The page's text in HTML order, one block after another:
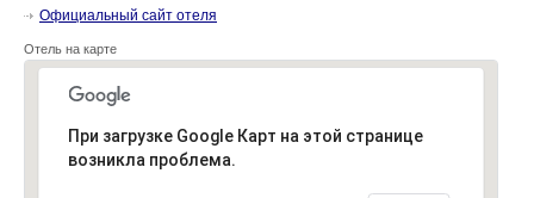
Официальный сайт отеля
Отель на карте
При загрузке Google Карт на этой странице
возникла проблема.